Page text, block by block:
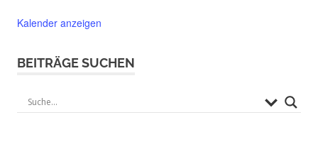
Kalender anzeigen
BEITRÄGE SUCHEN